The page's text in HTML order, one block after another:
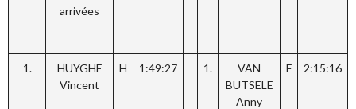
arrivées
1.
HUYGHE
Vincent
H 1:49:27 1.
VAN
BUTSELE
Anny
F 2:15:16